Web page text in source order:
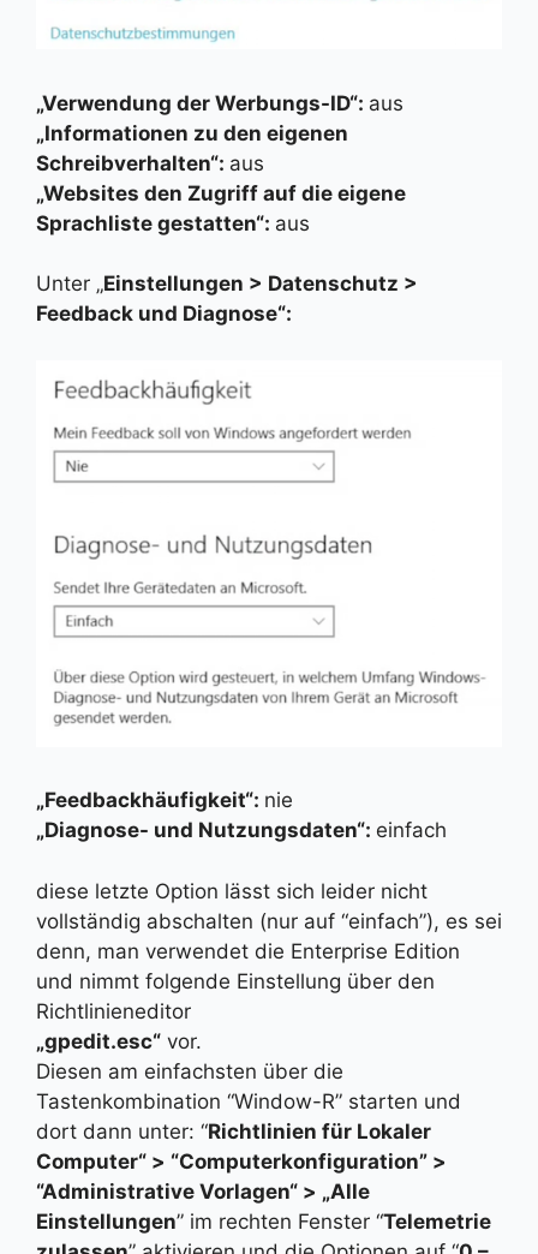
„Verwendung der Werbungs-ID“: aus
„Informationen zu den eigenen
Schreibverhalten“: aus
„Websites den Zugriff auf die eigene
Sprachliste gestatten“: aus
Unter „Einstellungen > Datenschutz >
Feedback und Diagnose“:
„Feedbackhäufigkeit“: nie
„Diagnose- und Nutzungsdaten“: einfach
diese letzte Option lässt sich leider nicht
vollständig abschalten (nur auf “einfach”), es sei
denn, man verwendet die Enterprise Edition
und nimmt folgende Einstellung über den
Richtlinieneditor
„gpedit.esc“ vor.
Diesen am einfachsten über die
Tastenkombination “Window-R” starten und
dort dann unter: “Richtlinien für Lokaler
Computer“ > “Computerkonfiguration” >
“Administrative Vorlagen“ > „Alle
Einstellungen” im rechten Fenster “Telemetrie